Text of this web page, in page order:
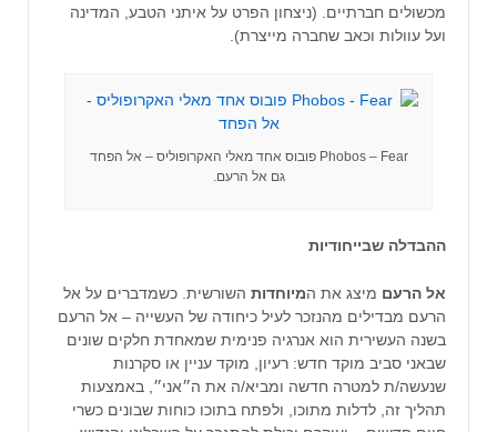
מכשולים חברתיים. (ניצחון הפרט על איתני הטבע, המדינה
ועל עוולות וכאב שחברה מייצרת).
Phobos – Fear פובוס אחד מאלי האקרופוליס – אל הפחד
גם אל הרעם.
ההבדלה שבייחודיות
אל הרעם מיצג את המיוחדות השורשית. כשמדברים על אל
הרעם מבדילים מהנזכר לעיל כיחודה של העשייה – אל הרעם
בשנה העשירית הוא אנרגיה פנימית שמאחדת חלקים שונים
שבאני סביב מוקד חדש: רעיון, מוקד עניין או סקרנות
שנעשה/ת למטרה חדשה ומביא/ה את ה״אני״, באמצעות
תהליך זה, לדלות מתוכו, ולפתח בתוכו כוחות שבונים כשרי